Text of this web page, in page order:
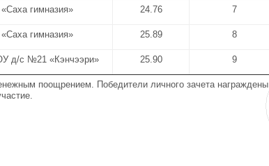
«Саха гимназия» 24.76 7
«Саха гимназия» 25.89 8
д/с №21 «Кэнчээри» 25.90 9
поощрением. Победители личного зачета награждены